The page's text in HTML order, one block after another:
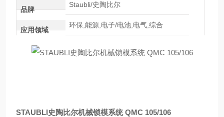
品牌
Staubli/史陶比尔
应用领域
环保,能源,电子/电池,电气,综合
STAUBLI史陶比尔机械锁模系统 QMC 105/106